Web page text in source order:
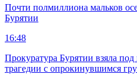
Почти полмиллиона мальков
Бурятии
16:48
Прокуратура Бурятии взяла под
трагедии с опрокинувшимся